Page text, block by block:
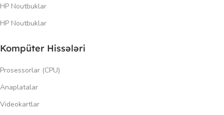
HP Noutbuklar
HP Noutbuklar
Kompüter Hissələri
Prosessorlar (CPU)
Anaplatalar
Videokartlar